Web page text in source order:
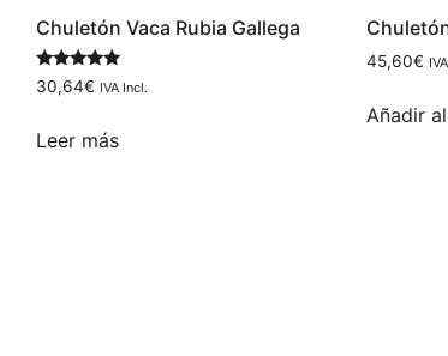
Chuletón Vaca Rubia Gallega
Valorado
con
30,64€ IVA Incl.
Leer más
45,60€
Añadir